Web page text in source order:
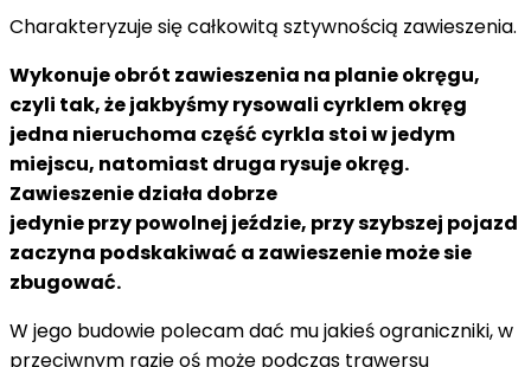
Charakteryzuje się całkowitą sztywnością zawieszenia.
Wykonuje obrót zawieszenia na planie okręgu,
czyli tak, że jakbyśmy rysowali cyrklem okręg
jedna nieruchoma część cyrkla stoi w jedym
miejscu, natomiast druga rysuje okręg.
Zawieszenie działa dobrze
jedynie przy powolnej jeździe, przy szybszej pojazd
zaczyna podskakiwać a zawieszenie może sie
zbugować.
W jego budowie polecam dać mu jakieś ograniczniki, w
przeciwnym razie oś może podczas trawersu